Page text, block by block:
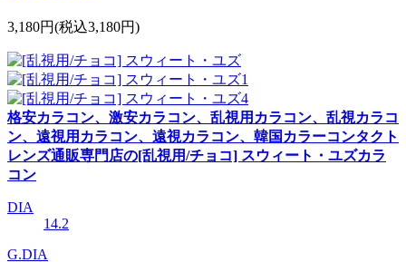
3,180円(税込3,180円)
格安カラコン、激安カラコン、乱視用カラコン、乱視カラコ
ン、遠視用カラコン、遠視カラコン、韓国カラーコンタクト
レンズ通販専門店の[乱視用/チョコ] スウィート・ユズカラ
コン
DIA
14.2
G.DIA